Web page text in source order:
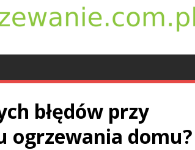
błędów przy
ogrzewania domu?